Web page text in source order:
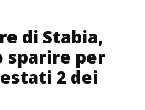
di Stabia,
sparire per
2 dei